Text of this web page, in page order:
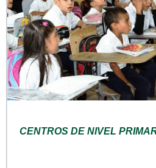
CENTROS DE NIVEL